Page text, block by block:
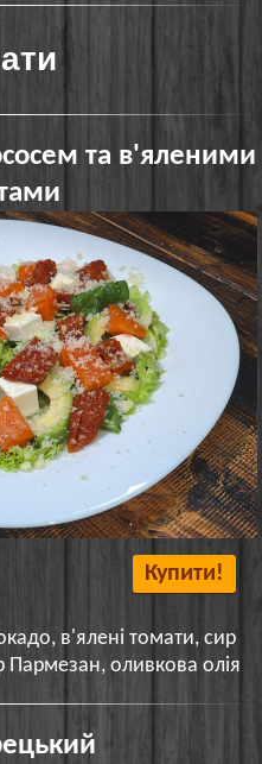
та в'яленими
Купити!
в'ялені томати, сир
Пармезан, оливкова олія